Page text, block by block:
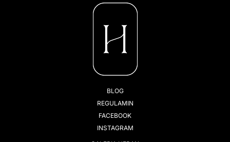
BLOG
REGULAMIN
FACEBOOK
INSTAGRAM